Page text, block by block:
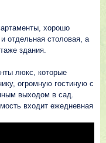
хорошо
отдельная столовая, а
здания.
люкс, которые
огромную гостиную с
выходом в сад.
входит ежедневная